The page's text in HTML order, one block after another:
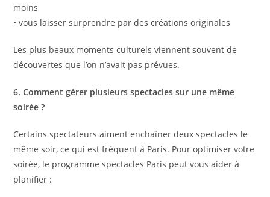
moins
• vous laisser surprendre par des créations originales
Les plus beaux moments culturels viennent souvent de
découvertes que l’on n’avait pas prévues.
6. Comment gérer plusieurs spectacles sur une même
soirée ?
Certains spectateurs aiment enchaîner deux spectacles le
même soir, ce qui est fréquent à Paris. Pour optimiser votre
soirée, le programme spectacles Paris peut vous aider à
planifier :